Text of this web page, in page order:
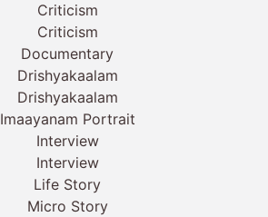
Criticism
Criticism
Documentary
Drishyakaalam
Drishyakaalam
Imaayanam Portrait
Interview
Interview
Life Story
Micro Story